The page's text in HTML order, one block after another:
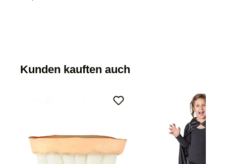
Kunden kauften auch